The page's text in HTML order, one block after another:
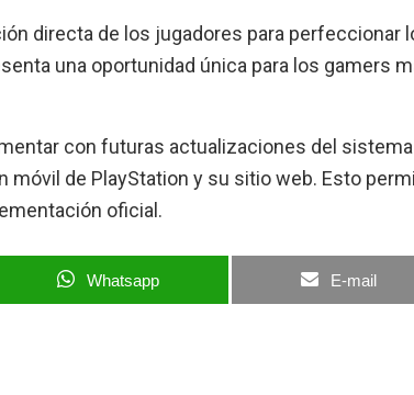
directa de los jugadores para perfeccionar
una oportunidad única para los gamers
con futuras actualizaciones del sistema
de PlayStation y su sitio web. Esto
oficial.
Whatsapp E-mail